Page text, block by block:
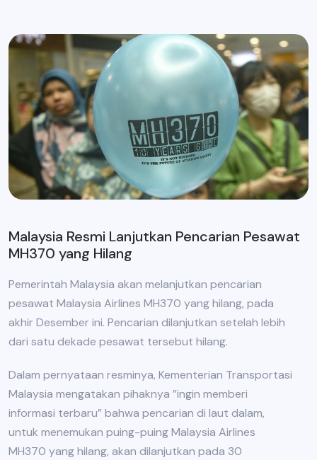
Malaysia Resmi Lanjutkan Pencarian Pesawat
MH370 yang Hilang
Pemerintah Malaysia akan melanjutkan pencarian
pesawat Malaysia Airlines MH370 yang hilang, pada
akhir Desember ini. Pencarian dilanjutkan setelah lebih
dari satu dekade pesawat tersebut hilang.
Dalam pernyataan resminya, Kementerian Transportasi
Malaysia mengatakan pihaknya ”ingin memberi
informasi terbaru” bahwa pencarian di laut dalam,
untuk menemukan puing-puing Malaysia Airlines
MH370 yang hilang, akan dilanjutkan pada 30